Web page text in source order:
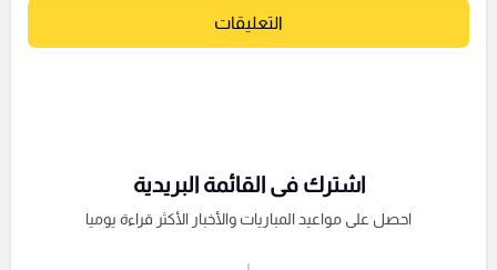
التعليقات
اشترك فى القائمة البريدية
احصل على مواعيد المباريات والأخبار الأكثر قراءة يوميا